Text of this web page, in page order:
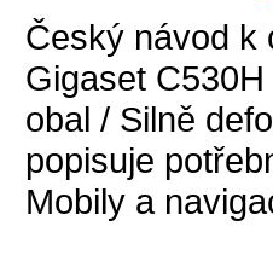
Český návod k
Gigaset
obal / Silně
popisuje
Mobily a